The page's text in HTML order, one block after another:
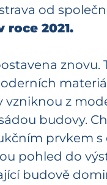
od
roce 2021.
vzniknou z
budovy.
prvkem
pohled do
budově